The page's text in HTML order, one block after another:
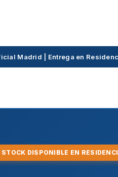
Madrid | Entrega en
STOCK DISPONIBLE EN